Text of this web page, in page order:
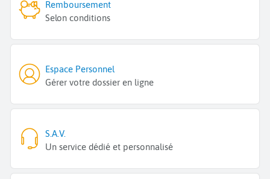
Remboursement
Selon conditions
Espace Personnel
Gérer votre dossier en ligne
S.A.V.
Un service dédié et personnalisé